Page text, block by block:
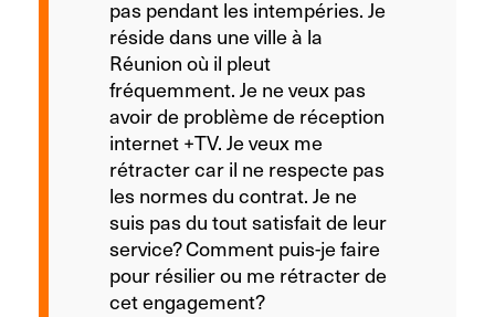
pas pendant les intempéries. Je
réside dans une ville à la
Réunion où il pleut
fréquemment. Je ne veux pas
avoir de problème de réception
internet +TV. Je veux me
rétracter car il ne respecte pas
les normes du contrat. Je ne
suis pas du tout satisfait de leur
service? Comment puis-je faire
pour résilier ou me rétracter de
cet engagement?